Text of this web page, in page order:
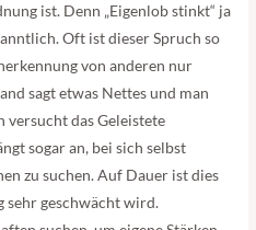
ist. Denn „Eigenlob stinkt“ ja
Oft ist dieser Spruch so
von anderen nur
sagt etwas Nettes und man
versucht das Geleistete
sogar an, bei sich selbst
zu suchen. Auf Dauer ist dies
sehr geschwächt wird.